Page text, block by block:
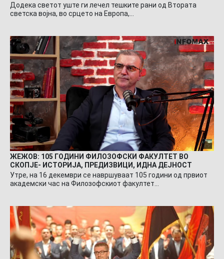
Додека светот уште ги лечел тешките рани од Втората
светска војна, во срцето на Европа,…
ЖЕЖОВ: 105 ГОДИНИ ФИЛОЗОФСКИ ФАКУЛТЕТ ВО
СКОПЈЕ- ИСТОРИЈА, ПРЕДИЗВИЦИ, ИДНА ДЕЈНОСТ
Утре, на 16 декември се навршуваат 105 години од првиот
академски час на Филозофскиот факултет…